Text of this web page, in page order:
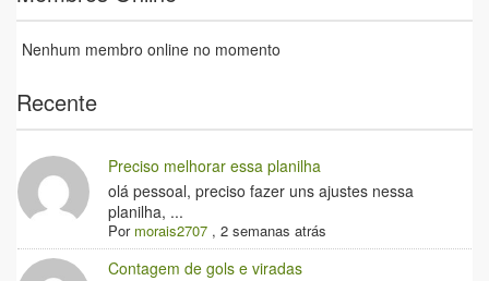
Nenhum membro online no momento
Recente
Preciso melhorar essa planilha
olá pessoal, preciso fazer uns ajustes nessa
planilha, ...
Por morais2707 ,2 semanas atrás
Contagem de gols e viradas